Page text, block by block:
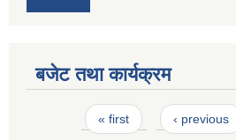
बजेट तथा कार्यक्रम
Pages« first ‹ previous